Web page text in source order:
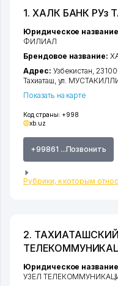
1. ХАЛК БАНК
Код страны: +998
xb.uz
+99861 ...Позвонить
Рубрики, к которым
Юридическое
ФИЛИАЛ
Брендовое название:
Адрес: Узбекистан,
Тахиаташ, ул.
Показать на карте
2.
Юридическое
УЗЕЛ